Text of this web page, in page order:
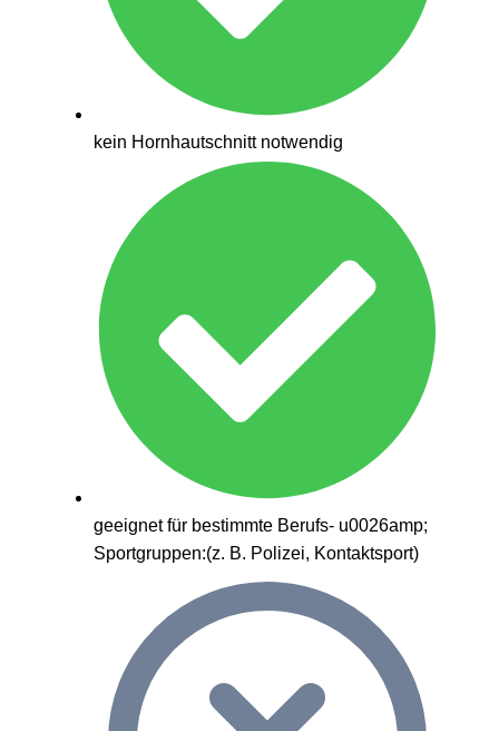
kein Hornhautschnitt notwendig
geeignet für bestimmte Berufs- u0026amp;
Sportgruppen:(z. B. Polizei, Kontaktsport)